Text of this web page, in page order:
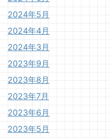
2024年5月
2024年4月
2024年3月
2023年9月
2023年8月
2023年7月
2023年6月
2023年5月